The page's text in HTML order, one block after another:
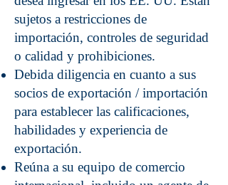
sujetos a restricciones de
importación, controles de seguridad
o calidad y prohibiciones.
Debida diligencia en cuanto a sus
socios de exportación / importación
para establecer las calificaciones,
habilidades y experiencia de
exportación.
Reúna a su equipo de comercio